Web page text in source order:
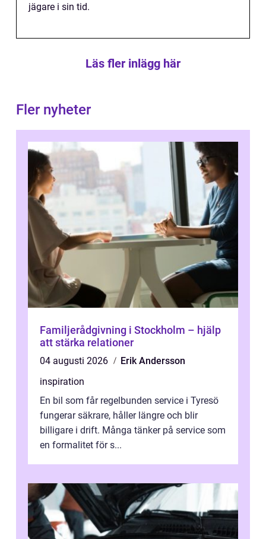
jägare i sin tid.
Läs fler inlägg här
Fler nyheter
Familjerådgivning i Stockholm – hjälp
att stärka relationer
04 augusti 2026
Erik Andersson
inspiration
En bil som får regelbunden service i Tyresö
fungerar säkrare, håller längre och blir
billigare i drift. Många tänker på service som
en formalitet för s...